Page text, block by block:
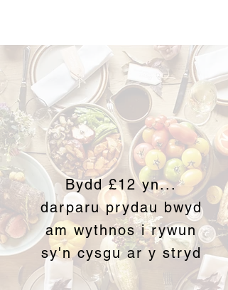
Bydd £12 yn...
darparu prydau bwyd
am wythnos i rywun
sy'n cysgu ar y stryd